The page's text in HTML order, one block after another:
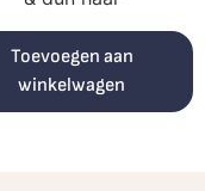
Toevoegen aan
winkelwagen